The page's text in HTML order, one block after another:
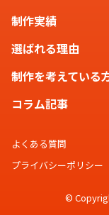
制作実績
選ばれる理由
制作を考えている
コラム記事
よくある質問
プライバシーポリシー
©